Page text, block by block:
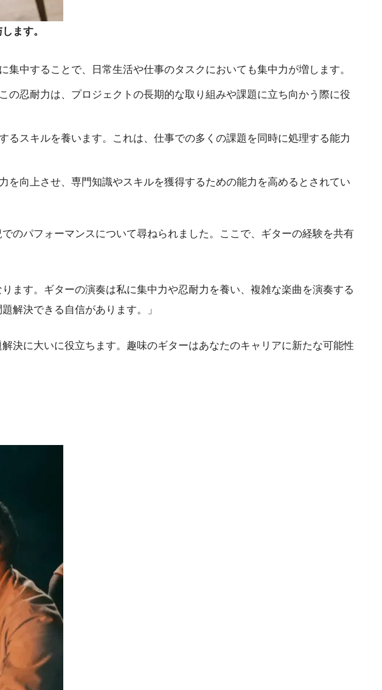
ます。
中することで、日常生活や仕事のタスクにおいても集中力が増します。
忍耐力は、プロジェクトの長期的な取り組みや課題に立ち向かう際に役
スキルを養います。これは、仕事での多くの課題を同時に処理する能力
向上させ、専門知識やスキルを獲得するための能力を高めるとされてい
のパフォーマンスについて尋ねられました。ここで、ギターの経験を共有
ます。ギターの演奏は私に集中力や忍耐力を養い、複雑な楽曲を演奏する
解決できる自信があります。」
決に大いに役立ちます。趣味のギターはあなたのキャリアに新たな可能性